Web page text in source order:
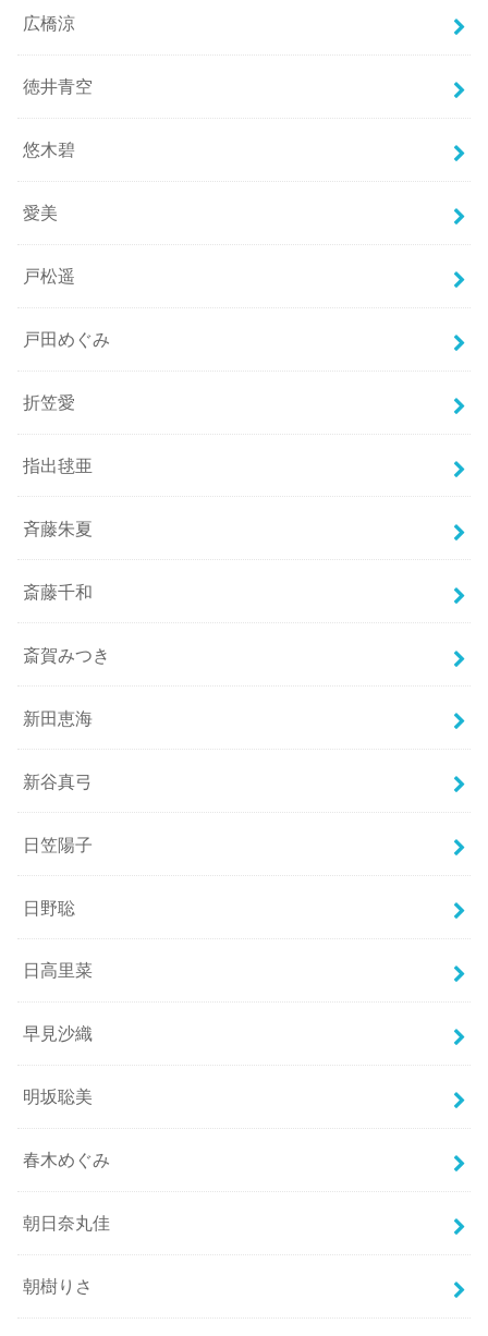
広橋涼
徳井青空
悠木碧
愛美
戸松遥
戸田めぐみ
折笠愛
指出毬亜
斉藤朱夏
斎藤千和
斎賀みつき
新田恵海
新谷真弓
日笠陽子
日野聡
日高里菜
早見沙織
明坂聡美
春木めぐみ
朝日奈丸佳
朝樹りさ